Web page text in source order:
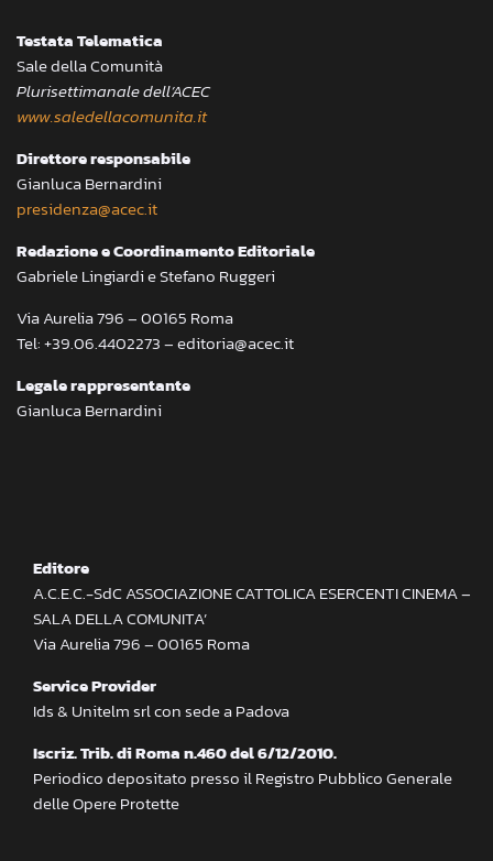
Testata Telematica
Sale della Comunità
Plurisettimanale dell’ACEC
www.saledellacomunita.it
Direttore responsabile
Gianluca Bernardini
presidenza@acec.it
Redazione e Coordinamento Editoriale
Gabriele Lingiardi e Stefano Ruggeri
Via Aurelia 796 – 00165 Roma
Tel: +39.06.4402273 – editoria@acec.it
Legale rappresentante
Gianluca Bernardini
Editore
A.C.E.C.-SdC ASSOCIAZIONE CATTOLICA ESERCENTI CINEMA –
SALA DELLA COMUNITA’
Via Aurelia 796 – 00165 Roma
Service Provider
Ids & Unitelm srl con sede a Padova
Iscriz. Trib. di Roma n.460 del 6/12/2010.
Periodico depositato presso il Registro Pubblico Generale
delle Opere Protette